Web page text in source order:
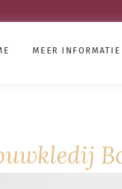
MEER INFORMATIE